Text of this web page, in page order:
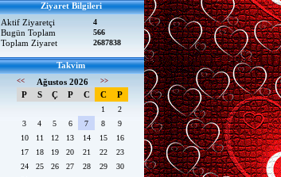
Ziyaret Bilgileri
Aktif Ziyaretçi
4
Bugün Toplam 566
Toplam Ziyaret 2687838
Takvim
<< Ağustos 2026 >>
P S Ç P C C P
1
2
3
4 5 6 7 8
9
10
11 12 13 14 15
16
17
18 19 20 21 22
23
24
25 26 27 28 29
30